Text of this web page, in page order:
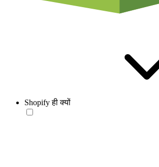
Shopify ही क्यों